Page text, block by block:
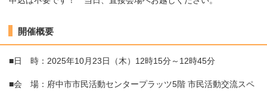
開催概要
■日 時：2025年10月23日（木）12時15分～12時45分
■会 場：府中市市民活動センタープラッツ5階 市民活動交流スペ